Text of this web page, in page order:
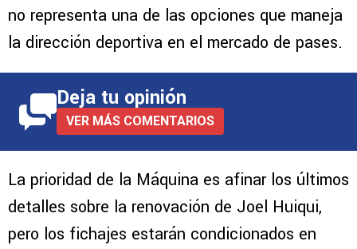
no representa una de las opciones que maneja
la dirección deportiva en el mercado de pases.
Deja tu opinión
VER MÁS COMENTARIOS
La prioridad de la Máquina es afinar los últimos
detalles sobre la renovación de Joel Huiqui,
pero los fichajes estarán condicionados en